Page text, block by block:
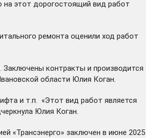
на этот дорогостоящий вид работ
ремонта оценили ход работ
Заключены контракты и производится
области Юлия Коган.
и т.п. «Этот вид работ является
Юлия Коган.
«Трансэнерго» заключен в июне 2025